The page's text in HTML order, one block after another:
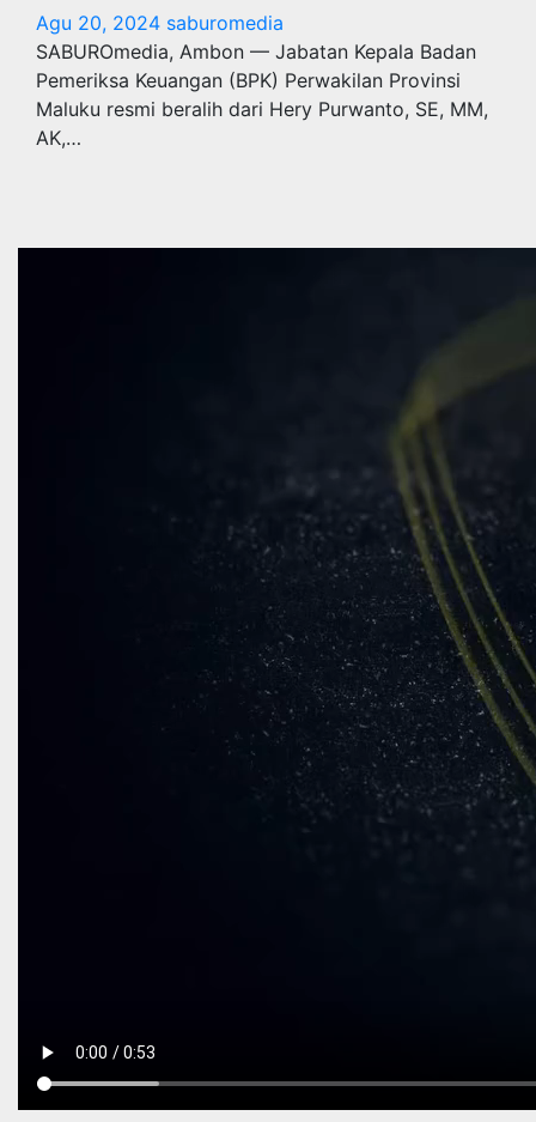
Agu 20, 2024 saburomedia
SABUROmedia, Ambon — Jabatan Kepala Badan
Pemeriksa Keuangan (BPK) Perwakilan Provinsi
Maluku resmi beralih dari Hery Purwanto, SE, MM,
AK,…